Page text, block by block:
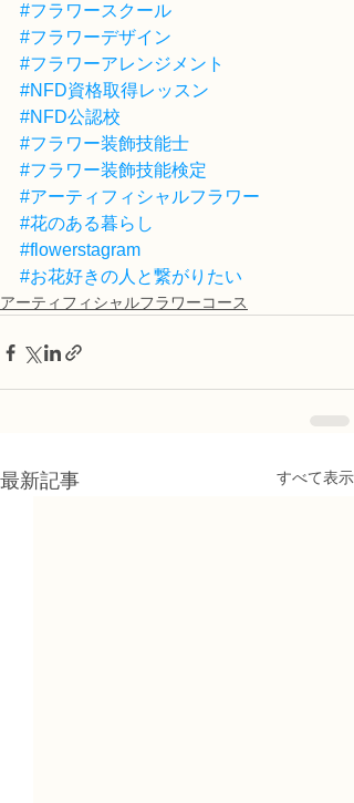
#フラワースクール
#フラワーデザイン
#フラワーアレンジメント
#NFD資格取得レッスン
#NFD公認校
#フラワー装飾技能士
#フラワー装飾技能検定
#アーティフィシャルフラワー
#花のある暮らし
#flowerstagram
#お花好きの人と繋がりたい
アーティフィシャルフラワーコース
最新記事 すべて表示